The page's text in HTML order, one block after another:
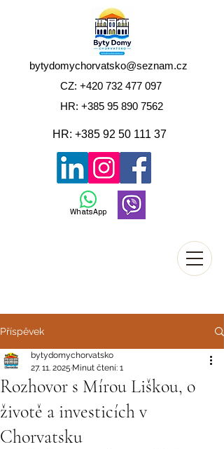
HR: +385 95 890 7562
CZ: +420 732 477 097
WhatsApp
bytydomychorvatsko@seznam.cz
HR: +385 92 50 111 37
Příspěvek
Rozhovor s Mírou Liškou, o
životě a investicích v
Chorvatsku
bytydomychorvatsko
27. 11. 2025 Minut čtení: 1